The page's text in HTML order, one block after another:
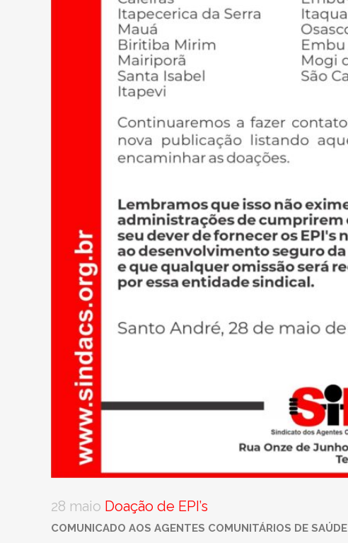
28 maio Doação de EPI’s
COMUNICADO AOS AGENTES COMUNITÁRIOS DE SAÚDE